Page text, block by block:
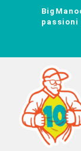
passioni